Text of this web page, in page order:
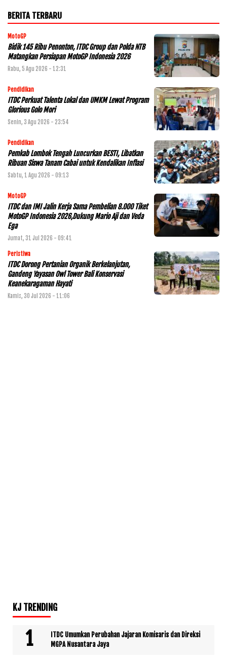
BERITA TERBARU
MotoGP
Bidik 145 Ribu Penonton, ITDC Group dan Polda NTB
Matangkan Persiapan MotoGP Indonesia 2026
Rabu, 5 Agu 2026 - 12:31
Pendidikan
ITDC Perkuat Talenta Lokal dan UMKM Lewat Program
Glorious Golo Mori
Senin, 3 Agu 2026 - 23:54
Pendidikan
Pemkab Lombok Tengah Luncurkan BESTI, Libatkan
Ribuan Siswa Tanam Cabai untuk Kendalikan Inflasi
Sabtu, 1 Agu 2026 - 09:13
MotoGP
ITDC dan IMI Jalin Kerja Sama Pembelian 8.000 Tiket
MotoGP Indonesia 2026,Dukung Mario Aji dan Veda
Ega
Jumat, 31 Jul 2026 - 09:41
Peristiwa
ITDC Dorong Pertanian Organik Berkelanjutan,
Gandeng Yayasan Owl Tower Bali Konservasi
Keanekaragaman Hayati
Kamis, 30 Jul 2026 - 11:06
KJ TRENDING
ITDC Umumkan Perubahan Jajaran Komisaris dan Direksi
MGPA Nusantara Jaya